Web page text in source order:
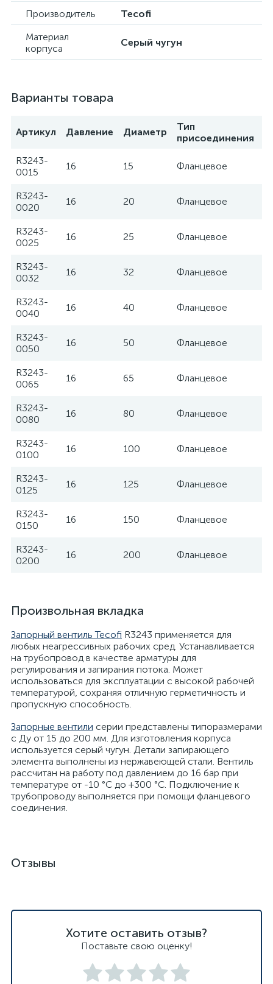
Производитель
Tecofi
Материал
корпуса
Серый чугун
Варианты товара
Артикул Давление Диаметр
Тип
присоединения
R3243-
0015
16 15 Фланцевое
R3243-
0020
16 20 Фланцевое
R3243-
0025
16 25 Фланцевое
R3243-
0032
16 32 Фланцевое
R3243-
0040
16 40 Фланцевое
R3243-
0050
16 50 Фланцевое
R3243-
0065
16 65 Фланцевое
R3243-
0080
16 80 Фланцевое
R3243-
0100
16 100 Фланцевое
R3243-
0125
16 125 Фланцевое
R3243-
0150
16 150 Фланцевое
R3243-
0200
16 200 Фланцевое
Произвольная вкладка
Запорный вентиль Tecofi R3243 применяется для
любых неагрессивных рабочих сред. Устанавливается
на трубопровод в качестве арматуры для
регулирования и запирания потока. Может
использоваться для эксплуатации с высокой рабочей
температурой, сохраняя отличную герметичность и
пропускную способность.
Запорные вентили серии представлены типоразмерами
с Ду от 15 до 200 мм. Для изготовления корпуса
используется серый чугун. Детали запирающего
элемента выполнены из нержавеющей стали. Вентиль
рассчитан на работу под давлением до 16 бар при
температуре от -10 °C до +300 °C. Подключение к
трубопроводу выполняется при помощи фланцевого
соединения.
Отзывы
Хотите оставить отзыв?
Поставьте свою оценку!